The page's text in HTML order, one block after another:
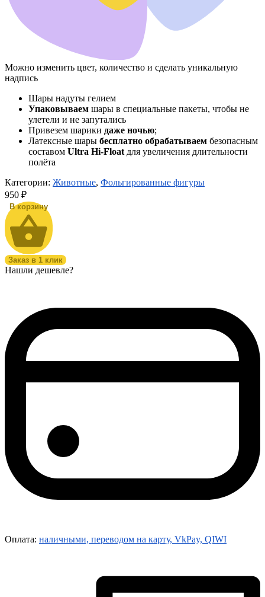
Можно изменить цвет, количество и сделать уникальную
надпись
Шары надуты гелием
Упаковываем шары в специальные пакеты, чтобы не
улетели и не запутались
Привезем шарики даже ночью;
Латексные шары бесплатно обрабатываем безопасным
составом Ultra Hi-Float для увеличения длительности
полёта
Категории: Животные, Фольгированные фигуры
950 ₽
Заказ в 1 клик
Нашли дешевле?
Оплата: наличными, переводом на карту, VkPay, QIWI